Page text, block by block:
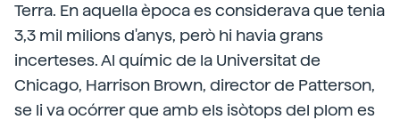
Terra. En aquella època es considerava que tenia
3,3 mil milions d'anys, però hi havia grans
incerteses. Al químic de la Universitat de
Chicago, Harrison Brown, director de Patterson,
se li va ocórrer que amb els isòtops del plom es